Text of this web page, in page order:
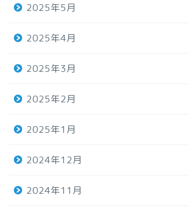
2025年5月
2025年4月
2025年3月
2025年2月
2025年1月
2024年12月
2024年11月